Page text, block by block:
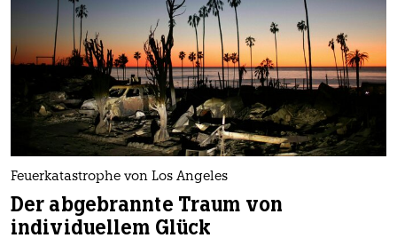
Feuerkatastrophe von Los Angeles
Der abgebrannte Traum von
individuellem Glück